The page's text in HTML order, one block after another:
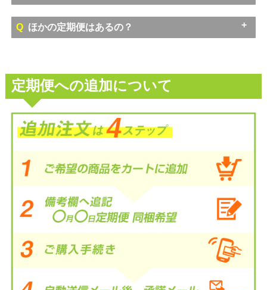
メール
A
Qほかの定期便はあるの？
定期便への追加について